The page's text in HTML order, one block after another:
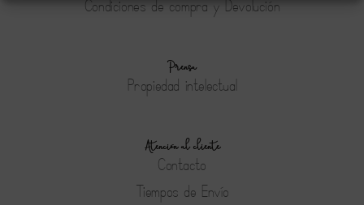
Condiciones de compra y Devolución
Prensa
Propiedad intelectual
Atención al cliente
Contacto
Tiempos de Envío